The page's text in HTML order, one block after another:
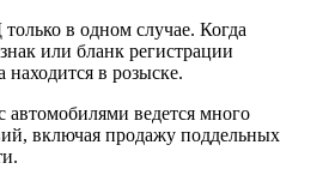
в одном случае. Когда
или бланк регистрации
находится в розыске.
ведется много
включая продажу поддельных